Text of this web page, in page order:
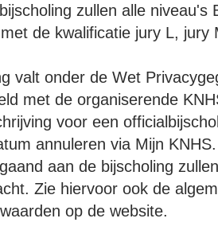
zullen alle
de kwalificatie jury L,
valt onder de Wet
met de organiserende
voor een
annuleren via Mijn
aan de bijscholing
Zie hiervoor ook de
op de website.